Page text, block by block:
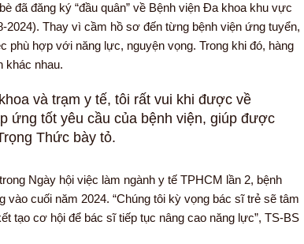
đã đăng ký “đầu quân” về Bệnh viện Đa khoa khu vực
Thay vì cầm hồ sơ đến từng bệnh viện ứng tuyển,
hợp với năng lực, nguyện vọng. Trong khi đó, hàng
khác nhau.
và trạm y tế, tôi rất vui khi được về
ứng tốt yêu cầu của bệnh viện, giúp được
Thức bày tỏ.
Ngày hội việc làm ngành y tế TPHCM lần 2, bệnh
cuối năm 2024. “Chúng tôi kỳ vọng bác sĩ trẻ sẽ tâm
tạo cơ hội để bác sĩ tiếp tục nâng cao năng lực”, TS-BS